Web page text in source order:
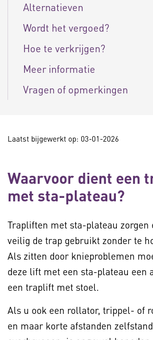
Alternatieven
Wordt het vergoed?
Hoe te verkrijgen?
Meer informatie
Vragen of opmerkingen
Laatst bijgewerkt op: 03-01-2026
Waarvoor dient een
met sta-plateau?
Trapliften met sta-plateau zorgen
veilig de trap gebruikt zonder te
Als zitten door knieproblemen
deze lift met een sta-plateau een
een traplift met stoel.
Als u ook een rollator, trippel- of
en maar korte afstanden